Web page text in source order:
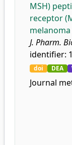
MSH)
receptor
J. Pharm.
identifier:
doi DEA
Journal